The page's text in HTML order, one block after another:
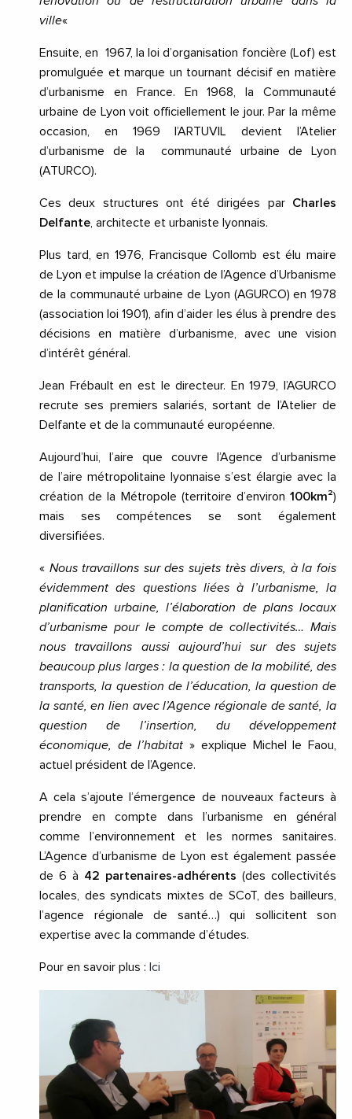
ville«
Ensuite, en 1967, la loi d’organisation foncière (Lof) est
promulguée et marque un tournant décisif en matière
d’urbanisme en France. En 1968, la Communauté
urbaine de Lyon voit officiellement le jour. Par la même
occasion, en 1969 l’ARTUVIL devient l’Atelier
d’urbanisme de la communauté urbaine de Lyon
(ATURCO).
Ces deux structures ont été dirigées par Charles
Delfante, architecte et urbaniste lyonnais.
Plus tard, en 1976, Francisque Collomb est élu maire
de Lyon et impulse la création de l’Agence d’Urbanisme
de la communauté urbaine de Lyon (AGURCO) en 1978
(association loi 1901), afin d’aider les élus à prendre des
décisions en matière d’urbanisme, avec une vision
d’intérêt général.
Jean Frébault en est le directeur. En 1979, l’AGURCO
recrute ses premiers salariés, sortant de l’Atelier de
Delfante et de la communauté européenne.
Aujourd’hui, l’aire que couvre l’Agence d’urbanisme
de l’aire métropolitaine lyonnaise s’est élargie avec la
création de la Métropole (territoire d’environ 100km²)
mais ses compétences se sont également
diversifiées.
« Nous travaillons sur des sujets très divers, à la fois
évidemment des questions liées à l’urbanisme, la
planification urbaine, l’élaboration de plans locaux
d’urbanisme pour le compte de collectivités… Mais
nous travaillons aussi aujourd’hui sur des sujets
beaucoup plus larges : la question de la mobilité, des
transports, la question de l’éducation, la question de
la santé, en lien avec l’Agence régionale de santé, la
question de l’insertion, du développement
économique, de l’habitat » explique Michel le Faou,
actuel président de l’Agence.
A cela s’ajoute l’émergence de nouveaux facteurs à
prendre en compte dans l’urbanisme en général
comme l’environnement et les normes sanitaires.
L’Agence d’urbanisme de Lyon est également passée
de 6 à 42 partenaires-adhérents (des collectivités
locales, des syndicats mixtes de SCoT, des bailleurs,
l’agence régionale de santé…) qui sollicitent son
expertise avec la commande d’études.
Pour en savoir plus : Ici